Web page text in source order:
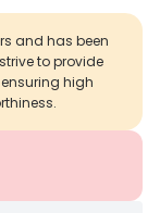
and has been
to provide
high